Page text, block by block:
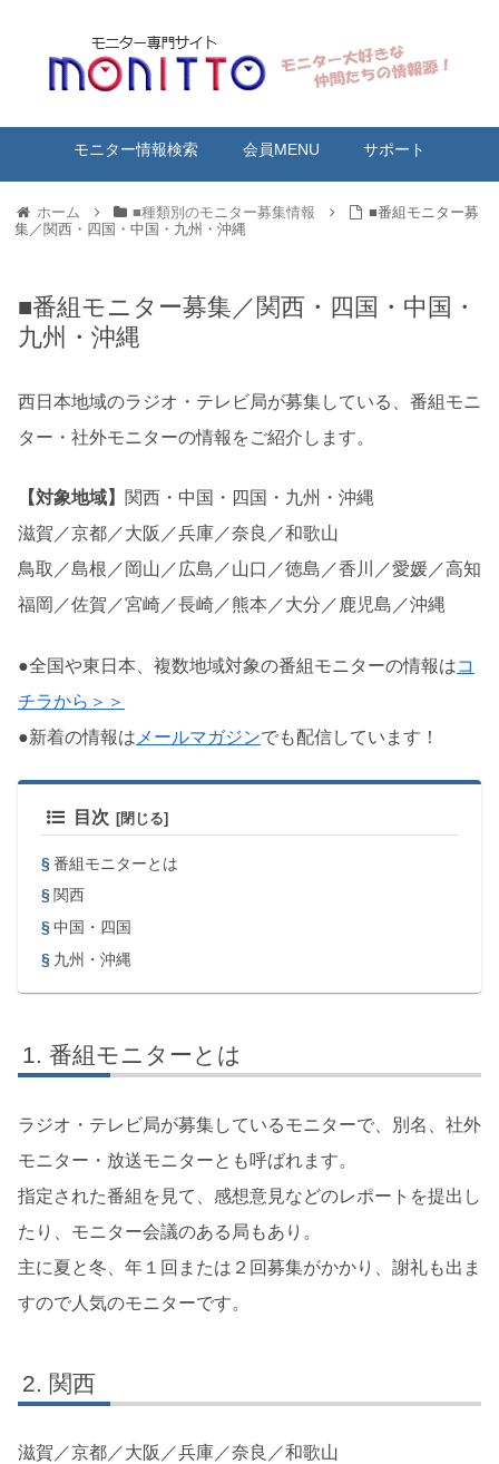
モニター情報検索 会員MENU サポート
ホーム ■種類別のモニター募集情報
■番組モニター募
集／関西・四国・中国・九州・沖縄
■番組モニター募集／関西・四国・中国・
九州・沖縄
西日本地域のラジオ・テレビ局が募集している、番組モニ
ター・社外モニターの情報をご紹介します。
【対象地域】 関西・中国・四国・九州・沖縄
滋賀／京都／大阪／兵庫／奈良／和歌山
鳥取／島根／岡山／広島／山口／徳島／香川／愛媛／高知
福岡／佐賀／宮崎／長崎／熊本／大分／鹿児島／沖縄
●全国や東日本、複数地域対象の番組モニターの情報はコ
チラから＞＞
●新着の情報は メールマガジンでも配信しています！
目次
番組モニターとは
関西
中国・四国
九州・沖縄
番組モニターとは
ラジオ・テレビ局が募集しているモニターで、別名、社外
モニター・放送モニターとも呼ばれます。
指定された番組を見て、感想意見などのレポートを提出し
たり、モニター会議のある局もあり。
主に夏と冬、年１回または２回募集がかかり、謝礼も出ま
すので人気のモニターです。
関西
滋賀／京都／大阪／兵庫／奈良／和歌山